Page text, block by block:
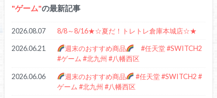
ゲーム の最新記事
2026.08.07 8/8～8/16★☆夏だ！トレトレ倉庫本城店☆★
2026.06.21 週末のおすすめ商品
#任天堂 #SWITCH2
#ゲーム #北九州 #八幡西区
2026.06.06 週末のおすすめ商品
#任天堂 #SWITCH2 #
ゲーム #北九州 #八幡西区